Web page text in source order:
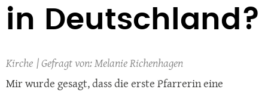
in Deutschland?
Kirche
Melanie Richenhagen
Mir wurde gesagt, dass die erste Pfarrerin eine